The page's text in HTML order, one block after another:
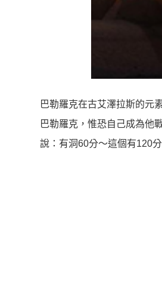
巴勒羅克在古艾澤拉斯的元
巴勒羅克，惟恐自己成為他
說：有洞60分～這個有120